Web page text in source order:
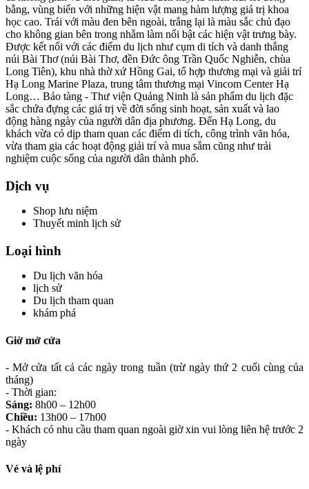
bằng, vùng biển với những hiện vật mang hàm lượng giá trị khoa
học cao. Trái với màu đen bên ngoài, trắng lại là màu sắc chủ đạo
cho không gian bên trong nhằm làm nổi bật các hiện vật trưng bày.
Được kết nối với các điểm du lịch như cụm di tích và danh thắng
núi Bài Thơ (núi Bài Thơ, đền Đức ông Trần Quốc Nghiễn, chùa
Long Tiên), khu nhà thờ xứ Hồng Gai, tổ hợp thương mại và giải trí
Hạ Long Marine Plaza, trung tâm thương mại Vincom Center Hạ
Long… Bảo tàng - Thư viện Quảng Ninh là sản phẩm du lịch đặc
sắc chứa đựng các giá trị về đời sống sinh hoạt, sản xuất và lao
động hàng ngày của người dân địa phương. Đến Hạ Long, du
khách vừa có dịp tham quan các điểm di tích, công trình văn hóa,
vừa tham gia các hoạt động giải trí và mua sắm cũng như trải
nghiệm cuộc sống của người dân thành phố.
Dịch vụ
Shop lưu niệm
Thuyết minh lịch sử
Loại hình
Du lịch văn hóa
lịch sử
Du lịch tham quan
khám phá
Giờ mở cửa
- Mở cửa tất cả các ngày trong tuần (trừ ngày thứ 2 cuối cùng của
tháng)
- Thời gian:
Sáng: 8h00 – 12h00
Chiều: 13h00 – 17h00
- Khách có nhu cầu tham quan ngoài giờ xin vui lòng liên hệ trước 2
ngày
Vé và lệ phí